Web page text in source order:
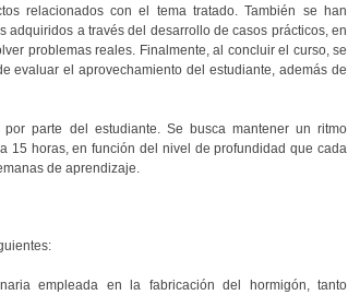
relacionados con el tema tratado. También se han
a través del desarrollo de casos prácticos, en
problemas reales. Finalmente, al concluir el curso, se
evaluar el aprovechamiento del estudiante, además de
parte del estudiante. Se busca mantener un ritmo
15 horas, en función del nivel de profundidad que cada
de aprendizaje.
empleada en la fabricación del hormigón, tanto